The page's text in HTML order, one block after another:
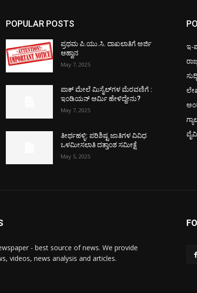
POPULAR POSTS
ಪ್ರಥಮ ಪಿ.ಯು.ಸಿ. ದಾಖಲಾತಿಗೆ ಅರ್ಜಿ
ಆಹ್ವಾನ
May 7, 2025
ಪಾಕ್​ ಮೇಲೆ ಮಿಸೈಲ್​ಗಳ ಮೆರವಣಿಗೆ :
ಇಂಡಿಯನ್ ಆರ್ಮಿ ಹೇಳಿದ್ದೇನು?
May 7, 2025
ತೀರ್ಥಹಳ್ಳಿ: ಪರಿಶಿಷ್ಟ ಜಾತಿಗಳ ವಿವಿಧ
ಒಳಮೀಸಲಾತಿ ದತ್ತಾಂಶ ಸಮೀಕ್ಷೆ
May 5, 2025
ಇ-
- best source of news. We provide
videos, news analysis and articles.